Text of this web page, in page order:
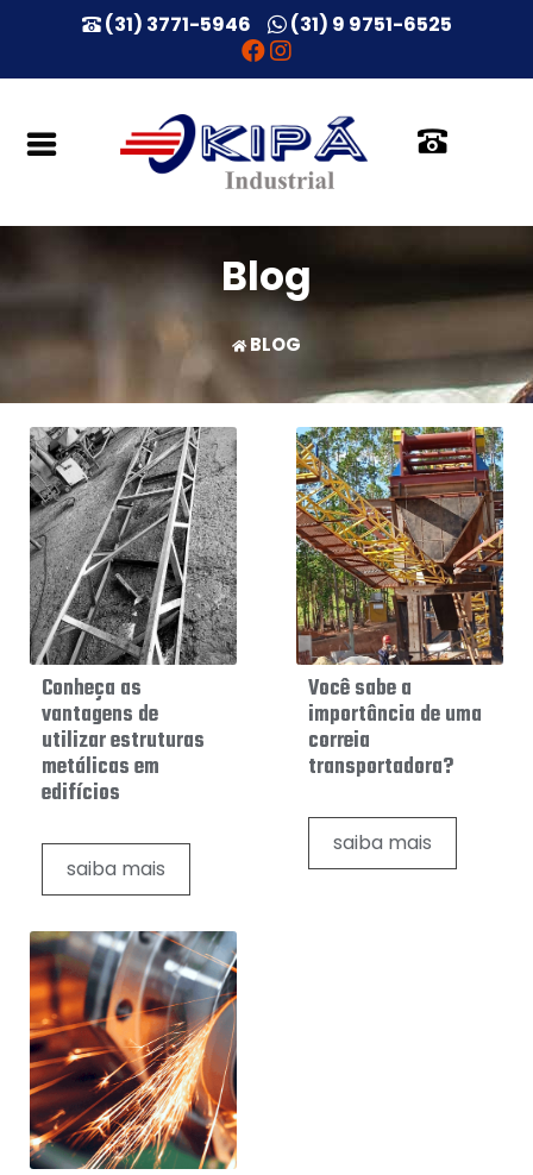
(31) 3771-5946 (31) 9 9751-6525
QUEM
SERVIÇOS
CLIENTES
DEPOIMENTOS
ORÇAMENTOS
CENTRAL
ATENDIMENTO
(31)
3771-
5946
Chat
WhatsApp
Envie-
mensagem
Blog
BLOG
Conheça as
vantagens de
utilizar estruturas
metálicas em
edifícios
saiba mais
Você sabe a
importância de uma
correia
transportadora?
saiba mais